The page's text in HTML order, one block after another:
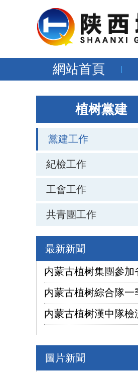
網站首頁
植树黨建
黨建工作
紀檢工作
工會工作
共青團工作
最新新聞
圖片新聞